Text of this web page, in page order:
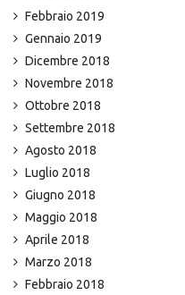
Febbraio 2019
Gennaio 2019
Dicembre 2018
Novembre 2018
Ottobre 2018
Settembre 2018
Agosto 2018
Luglio 2018
Giugno 2018
Maggio 2018
Aprile 2018
Marzo 2018
Febbraio 2018